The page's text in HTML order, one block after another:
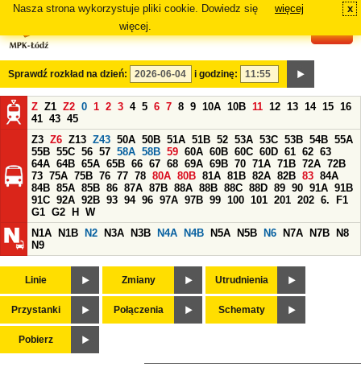
Nasza strona wykorzystuje pliki cookie. Dowiedz się
więcej.
więcej x
Sprawdź rozkład na dzień: i godzinę:
Z Z1 Z2 0 1 2 3 4 5 6 7 8 9 10A 10B 11 12 13 14 15 16
41 43 45
Z3 Z6 Z13 Z43 50A 50B 51A 51B 52 53A 53C 53B 54B 55A
55B 55C 56 57 58A 58B 59 60A 60B 60C 60D 61 62 63
64A 64B 65A 65B 66 67 68 69A 69B 70 71A 71B 72A 72B
73 75A 75B 76 77 78 80A 80B 81A 81B 82A 82B 83 84A
84B 85A 85B 86 87A 87B 88A 88B 88C 88D 89 90 91A 91B
91C 92A 92B 93 94 96 97A 97B 99 100 101 201 202 6.
F1
G1 G2 H
W
N1A
N1B N2 N3A N3B N4A N4B N5A N5B N6 N7A N7B
N8
N9
Linie Zmiany Utrudnienia
Przystanki Połączenia Schematy
Pobierz